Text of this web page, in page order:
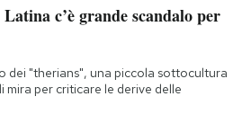
c’è grande scandalo per
dei "therians", una piccola sottocultura
mira per criticare le derive delle